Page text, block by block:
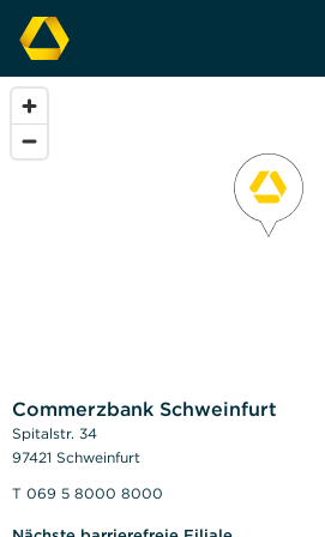
Commerzbank Schweinfurt
Spitalstr. 34
97421 Schweinfurt
T 069 5 8000 8000